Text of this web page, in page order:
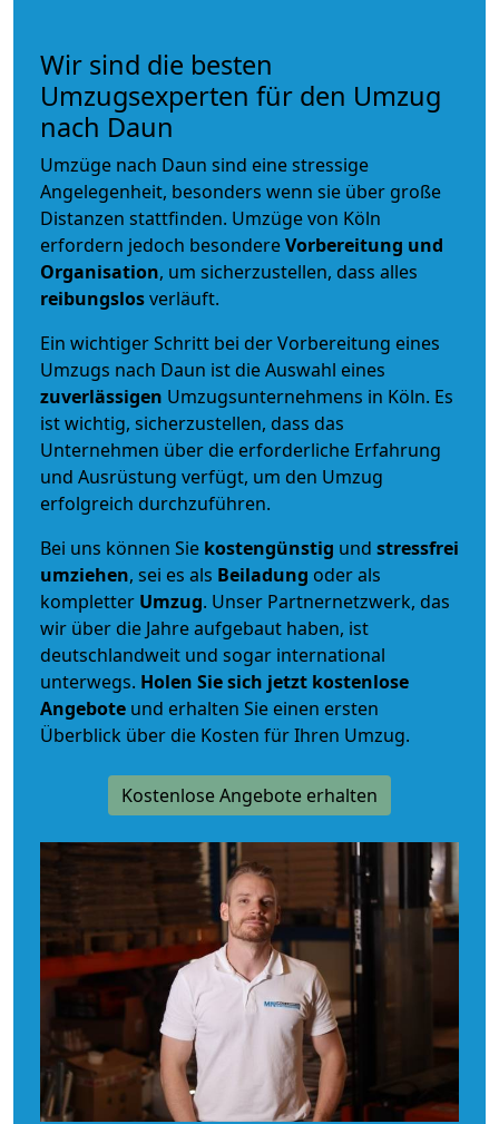
Wir sind die besten
Umzugsexperten für den Umzug
nach Daun
Umzüge nach Daun sind eine stressige
Angelegenheit, besonders wenn sie über große
Distanzen stattfinden. Umzüge von Köln
erfordern jedoch besondereVorbereitung und
Organisation, um sicherzustellen, dass alles
reibungslosverläuft.
Ein wichtiger Schritt bei der Vorbereitung eines
Umzugs nach Daun ist die Auswahl eines
zuverlässigen Umzugsunternehmens in Köln. Es
ist wichtig, sicherzustellen, dass das
Unternehmen über die erforderliche Erfahrung
und Ausrüstung verfügt, um den Umzug
erfolgreich durchzuführen.
Bei uns können Sie kostengünstig und stressfrei
umziehen, sei es als Beiladung oder als
kompletter Umzug. Unser Partnernetzwerk, das
wir über die Jahre aufgebaut haben, ist
deutschlandweit und sogar international
unterwegs. Holen Sie sich jetzt kostenlose
Angebote und erhalten Sie einen ersten
Überblick über die Kosten für Ihren Umzug.
Kostenlose Angebote erhalten